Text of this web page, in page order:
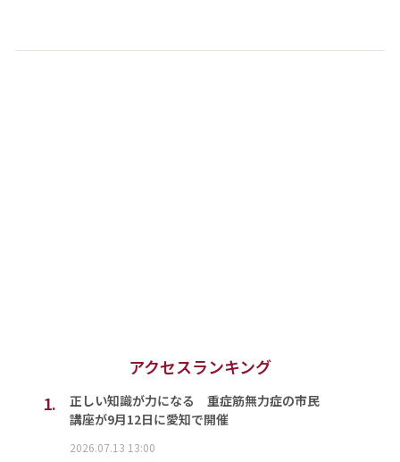
アクセスランキング
1.
正しい知識が力になる 重症筋無力症の市民
講座が9月12日に愛知で開催
2026.07.13 13:00